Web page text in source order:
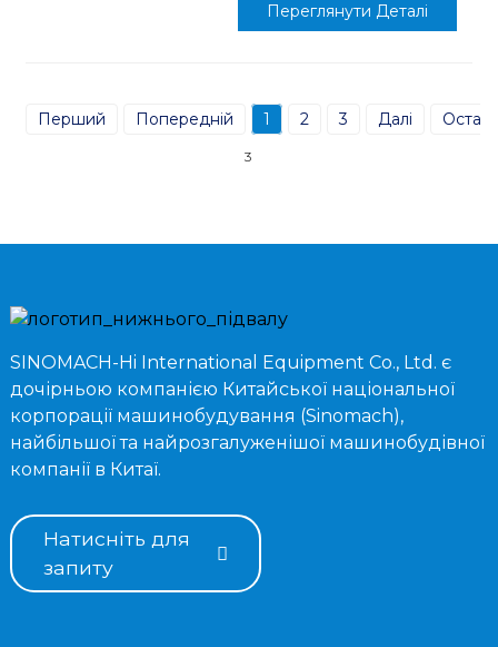
Переглянути Деталі
Перший Попередній 1 2 3 Далі
3
SINOMACH-Hi International Equipment Co., Ltd. є
дочірньою компанією Китайської національної
корпорації машинобудування (Sinomach),
найбільшої та найрозгалуженішої машинобудівної
компанії в Китаї.
Натисніть для
запиту